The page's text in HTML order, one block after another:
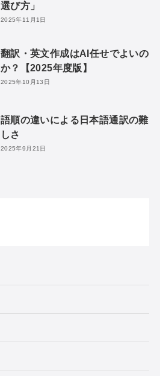
選び方」
2025年11月1日
翻訳・英文作成はAI任せでよいの
か？【2025年度版】
2025年10月13日
語順の違いによる日本語通訳の難
しさ
2025年9月21日